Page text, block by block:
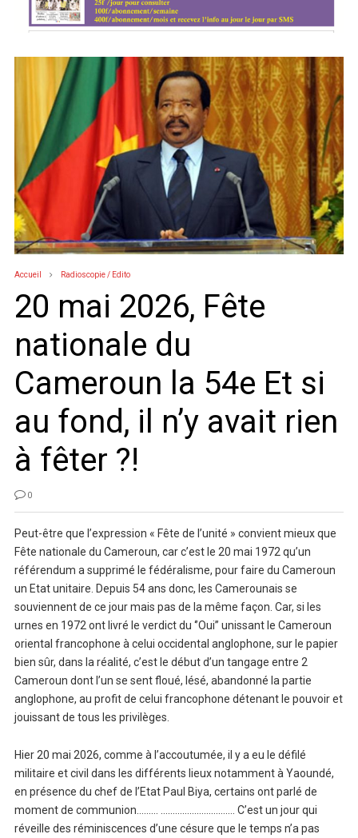
Accueil Radioscopie / Edito
20 mai 2026, Fête
nationale du
Cameroun la 54e Et si
au fond, il n’y avait rien
à fêter ?!
0
Peut-être que l’expression « Fête de l’unité » convient mieux que
Fête nationale du Cameroun, car c’est le 20 mai 1972 qu’un
référendum a supprimé le fédéralisme, pour faire du Cameroun
un Etat unitaire. Depuis 54 ans donc, les Camerounais se
souviennent de ce jour mais pas de la même façon. Car, si les
urnes en 1972 ont livré le verdict du ‘’Oui’’ unissant le Cameroun
oriental francophone à celui occidental anglophone, sur le papier
bien sûr, dans la réalité, c’est le début d’un tangage entre 2
Cameroun dont l’un se sent floué, lésé, abandonné la partie
anglophone, au profit de celui francophone détenant le pouvoir et
jouissant de tous les privilèges.
Hier 20 mai 2026, comme à l’accoutumée, il y a eu le défilé
militaire et civil dans les différents lieux notamment à Yaoundé,
en présence du chef de l’Etat Paul Biya, certains ont parlé de
moment de communion……… …………………………. C’est un jour qui
réveille des réminiscences d’une césure que le temps n’a pas